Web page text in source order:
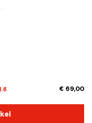
€ 69,00